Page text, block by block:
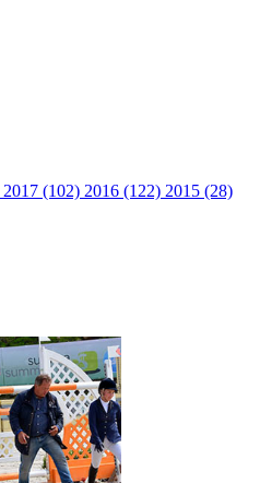
2017 (102) 2016 (122) 2015 (28)